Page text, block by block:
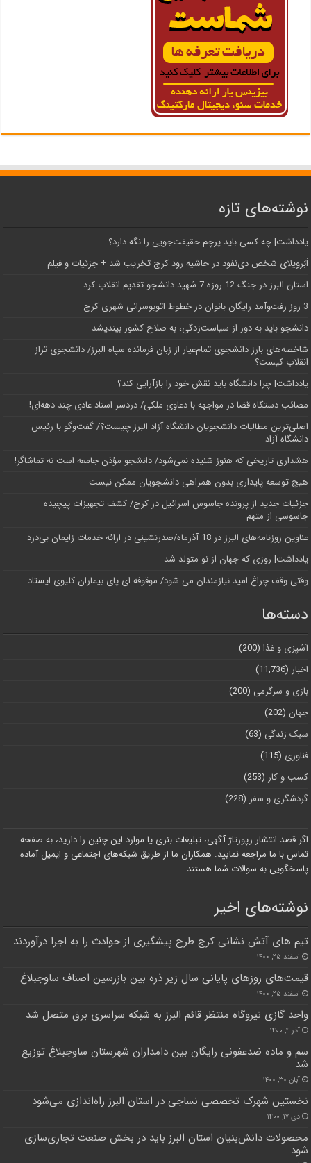
نوشته‌های تازه
یادداشت| ‌چه کسی باید پرچم حقیقت‌جویی را نگه دارد؟
اَبَر‌ویلای شخص ذی‌نفوذ در حاشیه‌ رود کرج تخریب شد + جزئیات و فیلم
استان البرز در جنگ 12 روزه 7 شهید دانشجو تقدیم انقلاب کرد
3 روز رفت‌وآمد رایگان بانوان در خطوط اتوبوسرانی شهری کرج
دانشجو باید به دور از سیاست‌زدگی، به صلاح کشور بیندیشد
شاخصه‌های بارز دانشجوی تمام‌عیار از زبان فرمانده سپاه البرز/ دانشجوی تراز
انقلاب کیست؟
یادداشت| چرا دانشگاه باید نقش خود را بازآرایی کند؟
مصائب دستگاه قضا در مواجهه با دعاوی ملکی/ دردسر اسناد عادی چند‌ دهه‌ای!
اصلی‌ترین مطالبات دانشجویان دانشگاه آزاد البرز چیست؟/ گفت‌وگو با رئیس
دانشگاه آز‌اد
هشداری تاریخی که هنوز شنیده نمی‌شود/ دانشجو مؤذن جامعه است نه تماشاگر!
هیچ توسعه پایداری بدون همراهی دانشجویان ممکن نیست
جزئیات جدید از پرونده جاسوس اسرائیل در کرج/‌ کشف تجهیزات پیچیده
جاسوسی از متهم
عناوین روزنامه‌های البرز در ‌18 آذرماه/صدرنشینی در ارائه خدمات زایمان بی‌درد
یادداشت| روزی که جهان از نو متولد شد
وقتی وقف چراغ امید نیازمندان می شود/ موقوفه ای پای بیماران کلیوی ایستاد
دسته‌ها
آشپزی و غذا (200)
اخبار (11,736)
بازی و سرگرمی (200)
جهان (202)
سبک زندگی (63)
فناوری (115)
کسب و کار (253)
گردشگری و سفر (228)
اگر قصد انتشار رپورتاژ آگهی، تبلیغات بنری یا موارد این چنین را دارید، به صفحه
تماس با ما مراجعه نمایید. همکاران ما از طریق شبکه‌های اجتماعی و ایمیل آماده
پاسخگویی به سوالات شما هستند.
نوشته‌های اخیر
تیم های آتش نشانی کرج طرح پیشگیری از حوادث را به اجرا درآوردند
اسفند ۲۵, ۱۴۰۰
قیمت‌های روزهای پایانی سال زیر ذره بین بازرسین اصناف ساوجبلاغ
اسفند ۲۵, ۱۴۰۰
واحد گازی نیروگاه منتظر قائم البرز به شبکه سراسری برق متصل شد
آذر ۴, ۱۴۰۰
سم و ماده ضدعفونی رایگان بین دامداران شهرستان ساوجبلاغ توزیع
شد
آبان ۳۰, ۱۴۰۰
نخستین شهرک تخصصی نساجی در استان البرز راه‌اندازی می‌شود
دی ۱۷, ۱۴۰۰
محصولات دانش‌بنیان استان البرز باید در بخش صنعت تجاری‌سازی
شود